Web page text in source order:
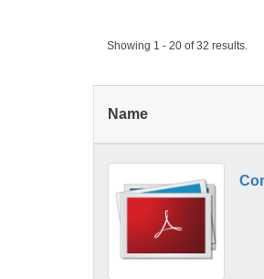
Showing 1 - 20 of 32 results.
Name